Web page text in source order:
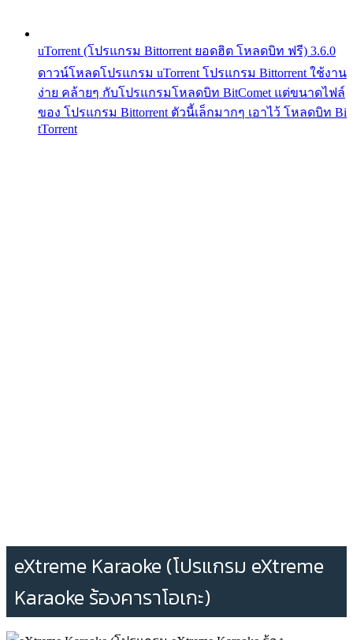
uTorrent (โปรแกรม Bittorrent ยอดฮิต โหลดบิท ฟรี) 3.6.0
ดาวน์โหลดโปรแกรม uTorrent โปรแกรม Bittorrent ใช้งาน
ง่าย คล้ายๆ กับโปรแกรมโหลดบิท BitComet แต่ขนาดไฟล์
ของ โปรแกรม Bittorrent ตัวนี้เล็กมากๆ เอาไว้ โหลดบิท Bi
tTorrent
eXtreme Karaoke (โปรแกรม eXtreme
Karaoke ร้องคาราโอเกะ)